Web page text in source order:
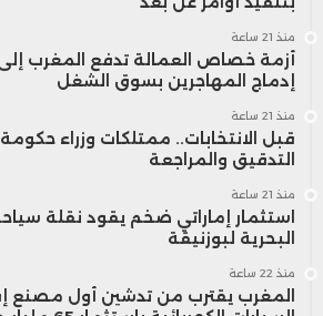
منذ 21 ساعة
أزمة خصاص العمالة تدفع المغرب إلى
إدماج المهاجرين بسوق الشغل
منذ 21 ساعة
قبل الانتخابات.. ممتلكات وزراء
التدقيق والمراجعة
منذ 21 ساعة
استثمار إماراتي ضخم يقود نقلة
البحرية لبوزنيقة
منذ 22 ساعة
المغرب يقترب من تدشين أول مصنع